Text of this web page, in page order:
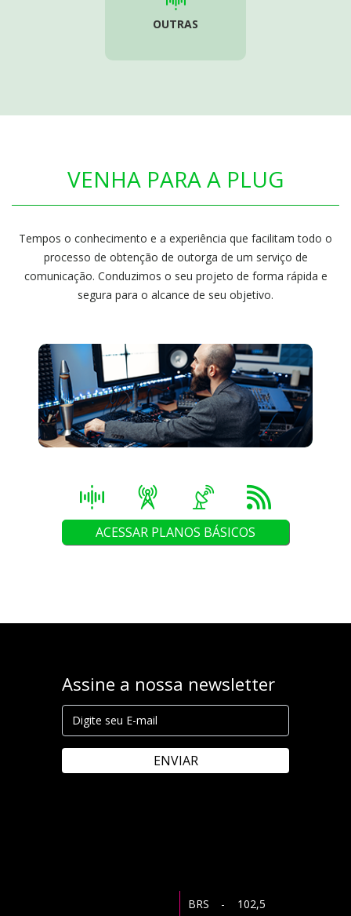
OUTRAS
VENHA PARA A PLUG
Tempos o conhecimento e a experiência que facilitam todo o
processo de obtenção de outorga de um serviço de
comunicação. Conduzimos o seu projeto de forma rápida e
segura para o alcance de seu objetivo.
ACESSAR PLANOS BÁSICOS
Assine a nossa newsletter
ENVIAR
BRS
- 102,5